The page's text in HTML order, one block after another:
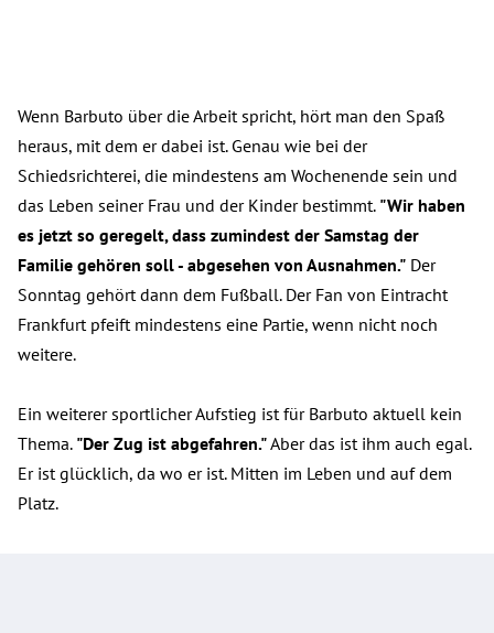
Wenn Barbuto über die Arbeit spricht, hört man den Spaß
heraus, mit dem er dabei ist. Genau wie bei der
Schiedsrichterei, die mindestens am Wochenende sein und
das Leben seiner Frau und der Kinder bestimmt. "Wir haben
es jetzt so geregelt, dass zumindest der Samstag der
Familie gehören soll - abgesehen von Ausnahmen." Der
Sonntag gehört dann dem Fußball. Der Fan von Eintracht
Frankfurt pfeift mindestens eine Partie, wenn nicht noch
weitere.
Ein weiterer sportlicher Aufstieg ist für Barbuto aktuell kein
Thema. "Der Zug ist abgefahren."Aber das ist ihm auch egal.
Er ist glücklich, da wo er ist. Mitten im Leben und auf dem
Platz.